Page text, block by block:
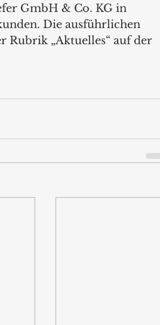
GmbH & Co. KG in
Die ausführlichen
Rubrik „Aktuelles“ auf der